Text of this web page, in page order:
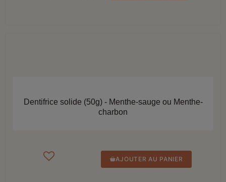
Dentifrice solide (50g) - Menthe-sauge ou Menthe-
charbon
AJOUTER AU PANIER